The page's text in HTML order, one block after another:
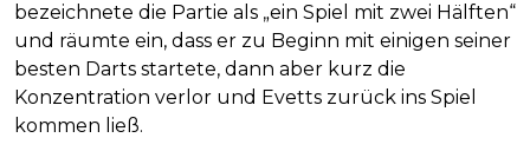
bezeichnete die Partie als „ein Spiel mit zwei Hälften“
und räumte ein, dass er zu Beginn mit einigen seiner
besten Darts startete, dann aber kurz die
Konzentration verlor und Evetts zurück ins Spiel
kommen ließ.